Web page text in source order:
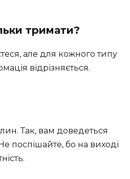
тримати?
але для кожного типу
відрізняється.
Так, вам доведеться
поспішайте, бо на виході